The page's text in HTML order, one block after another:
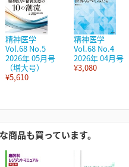
精神医学
Vol.68 No.5
2026年 05月号
（増大号）
¥5,610
精神医学
Vol.68 No.4
2026年 04月号
¥3,080
商品も買っています。